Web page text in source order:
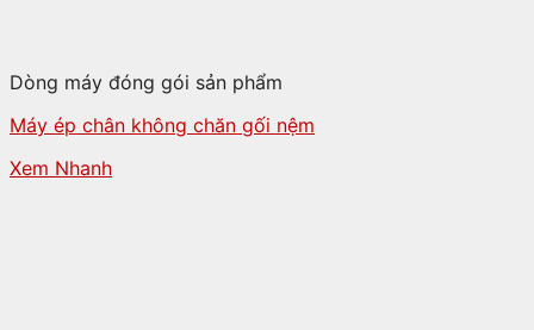
Dòng máy đóng gói sản phẩm
Máy ép chân không chăn gối nệm
Xem Nhanh